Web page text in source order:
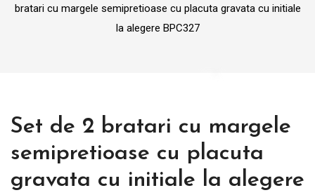
bratari cu margele semipretioase cu placuta gravata cu initiale
la alegere BPC327
Set de 2 bratari cu margele
semipretioase cu placuta
gravata cu initiale la alegere